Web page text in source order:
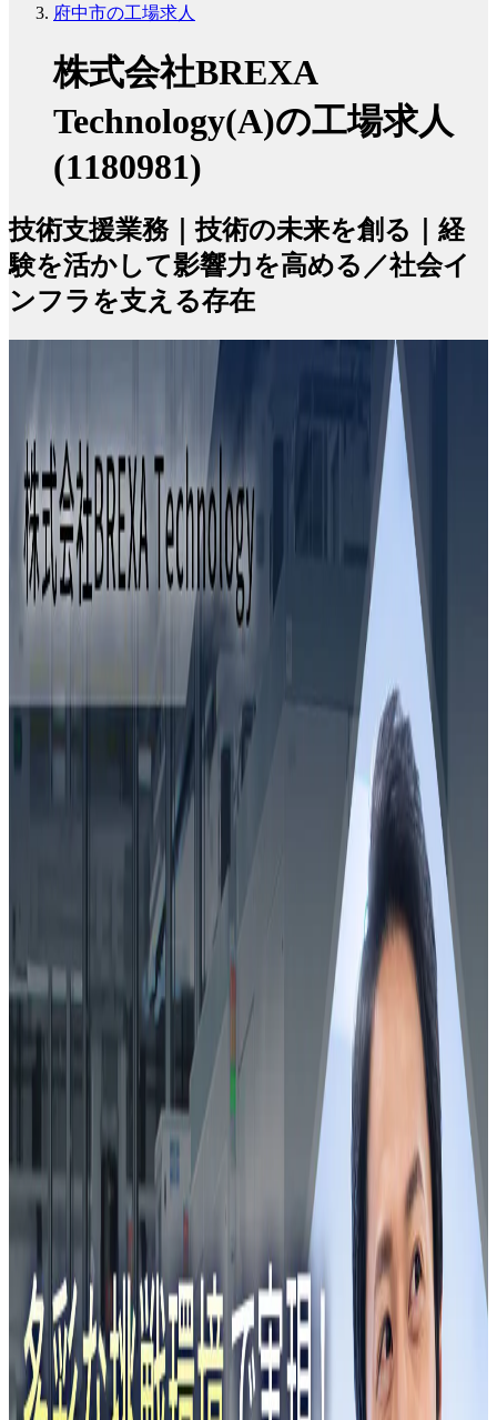
府中市の工場求人
株式会社BREXA
Technology(A)の工場求人
(1180981)
技術支援業務｜技術の未来を創る｜経
験を活かして影響力を高める／社会イ
ンフラを支える存在